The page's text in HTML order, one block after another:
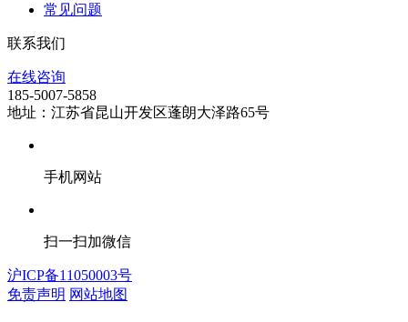
常见问题
联系我们
在线咨询
185-5007-5858
地址：江苏省昆山开发区蓬朗大泽路65号
手机网站
扫一扫加微信
沪ICP备11050003号
免责声明 网站地图